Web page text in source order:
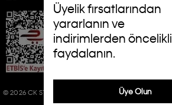
Üyelik fırsatlarından
yararlanın ve
indirimlerden öncelikli
faydalanın.
Üye Olun
© 2026 CK STORES B.V. ALL RIGHTS RESERVED